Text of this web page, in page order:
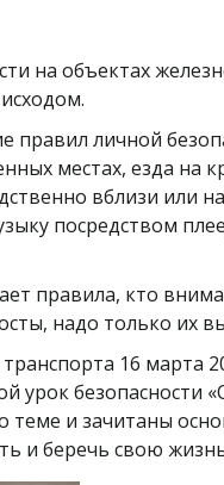
на объектах
правил личной
местах, езда на
вблизи или
посредством
правила, кто
надо только их
16 марта
урок безопасности
и зачитаны
и беречь свою